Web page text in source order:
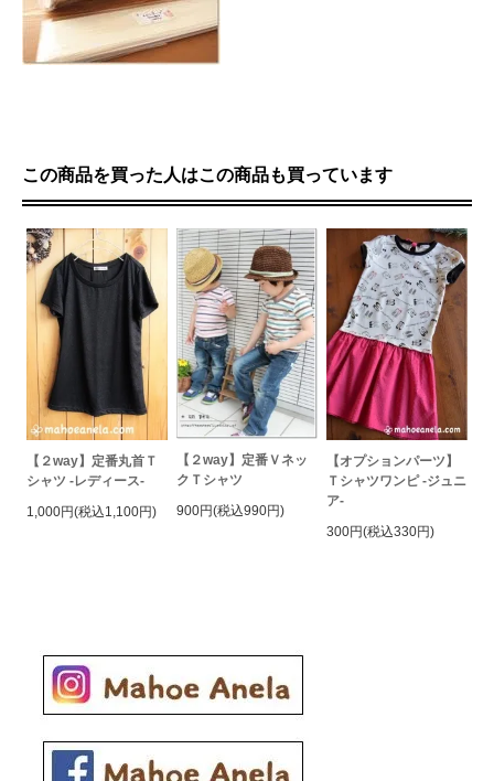
この商品を買った人はこの商品も買っています
【２way】定番丸首Ｔ
シャツ -レディース-
1,000円(税込1,100円)
【２way】定番Ｖネッ
クＴシャツ
900円(税込990円)
【オプションパーツ】
Ｔシャツワンピ -ジュニ
ア-
300円(税込330円)